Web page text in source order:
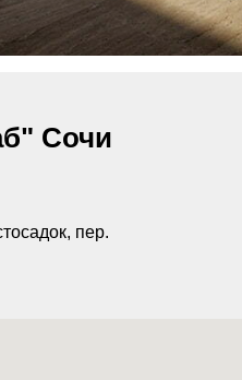
Сочи
пер.